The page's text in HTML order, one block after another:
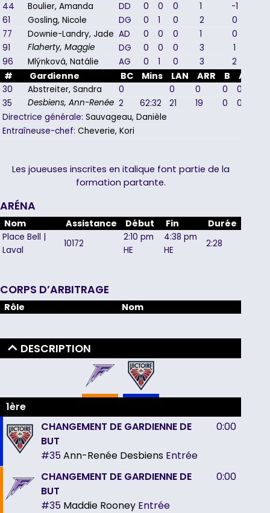
44 Boulier, Amanda DD 0 0 0 1
-1
61
Gosling, Nicole DG 0 1 0 2
0
77
Downie-Landry, Jade AD 0 0 0 1
0
91
Flaherty, Maggie DG 0 0 0 3
1
96
Mlýnková, Natálie AG 0 1 0 3 2
# Gardienne BC Mins LAN ARR B A
30 Abstreiter, Sandra 0 0 0 0 0
35
Desbiens, Ann-Renée 2 62:32 21 19 0 0
Directrice générale: Sauvageau, Danièle
Entraîneuse-chef: Cheverie, Kori
Les joueuses inscrites en italique font partie de la
formation partante.
ARÉNA
Nom Assistance Début Fin Durée
Place Bell |
Laval
10172
2:10 pm
HE
4:38 pm
HE
2:28
CORPS D’ARBITRAGE
Rôle Nom
DESCRIPTION
1ère
CHANGEMENT DE GARDIENNE DE
BUT
#35Ann-Renée Desbiens Entrée
0:00
CHANGEMENT DE GARDIENNE DE
BUT
#35 Maddie Rooney Entrée
0:00